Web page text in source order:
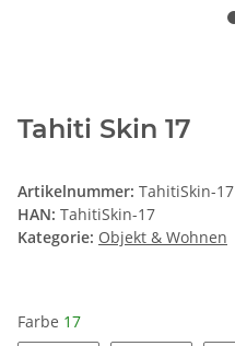
Tahiti Skin 17
Artikelnummer: TahitiSkin-17
HAN: TahitiSkin-17
Kategorie: Objekt & Wohnen
Farbe 17